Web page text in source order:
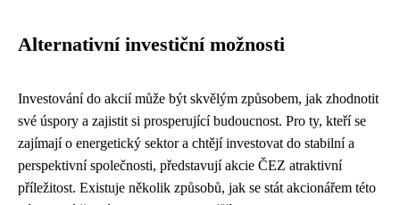
Alternativní investiční možnosti
Investování do akcií může být skvělým způsobem, jak zhodnotit
své úspory a zajistit si prosperující budoucnost. Pro ty, kteří se
zajímají o energetický sektor a chtějí investovat do stabilní a
perspektivní společnosti, představují akcie ČEZ atraktivní
příležitost. Existuje několik způsobů, jak se stát akcionářem této